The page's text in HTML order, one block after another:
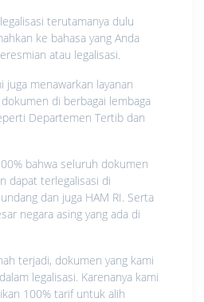
terutamanya dulu
ke bahasa yang Anda
atau legalisasi.
juga menawarkan layanan
di berbagai lembaga
Departemen Tertib dan
bahwa seluruh dokumen
dapat terlegalisasi di
dan juga HAM RI. Serta
negara asing yang ada di
terjadi, dokumen yang kami
legalisasi. Karenanya kami
100% tarif untuk alih